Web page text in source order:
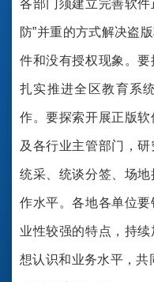
各部门须建立完善软件
防”并重的方式解决盗
件和没有授权现象。要
扎实推进全区教育系
作。要探索开展正版
及各行业主管部门，
统采、统谈分签、场地
作水平。各地各单位
业性较强的特点，持
想认识和业务水平，共